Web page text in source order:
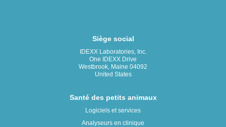
Siège social
IDEXX Laboratories, Inc.
One IDEXX Drive
Westbrook, Maine 04092
United States
Santé des petits animaux
Logiciels et services
Analyseurs en clinique